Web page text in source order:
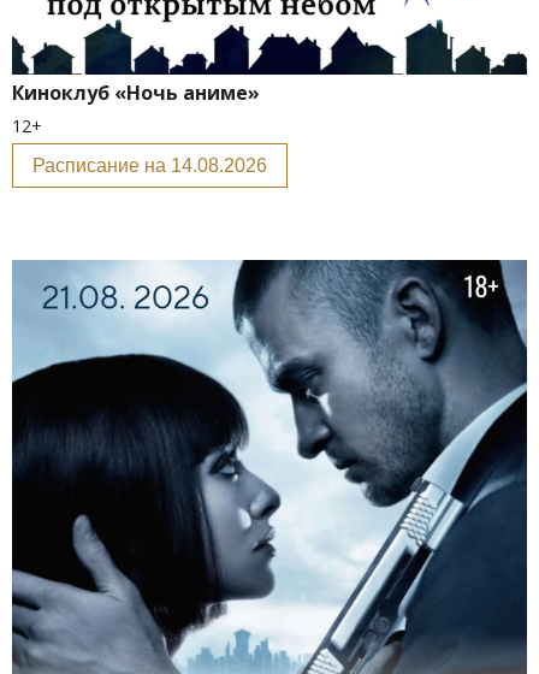
Киноклуб «Ночь аниме»
12+
Расписание на 14.08.2026